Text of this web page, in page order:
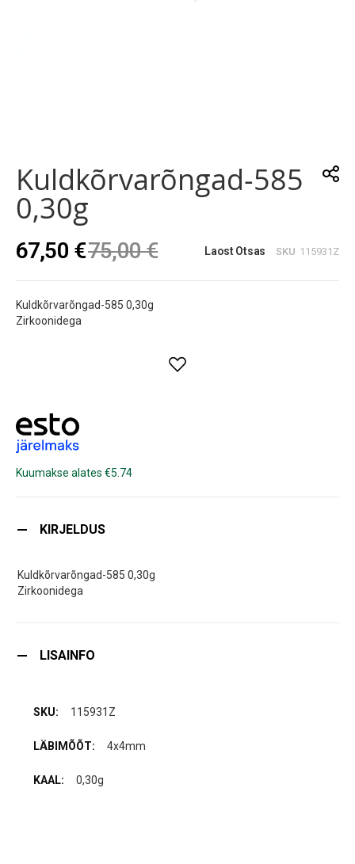
beginning
of
the
images
Kuldkõrvarõngad-585
0,30g
67,50 €75,00 € Laost Otsas SKU 115931Z
Kuldkõrvarõngad-585 0,30g
Zirkoonidega
Kuumakse alates €5.74
KIRJELDUS
Kuldkõrvarõngad-585 0,30g
Zirkoonidega
LISAINFO
115931Z
4x4mm
0,30g